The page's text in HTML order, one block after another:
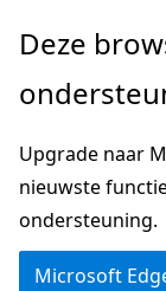
Naar
gaan
Deze
Upgrade naar
nieuwste
ondersteuning.
Microsoft